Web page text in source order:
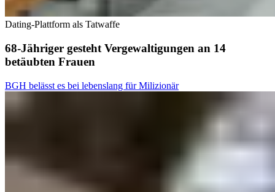
Dating-Plattform als Tatwaffe
68-Jähriger gesteht Vergewaltigungen an 14
betäubten Frauen
BGH belässt es bei lebenslang für Milizionär